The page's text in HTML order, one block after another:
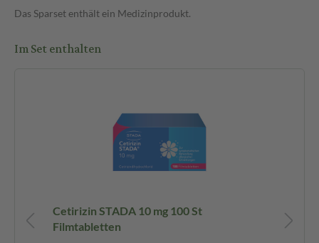
Das Sparset enthält ein Medizinprodukt.
Im Set enthalten
Cetirizin STADA 10 mg 100 St
Filmtabletten